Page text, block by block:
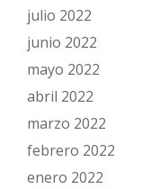
julio 2022
junio 2022
mayo 2022
abril 2022
marzo 2022
febrero 2022
enero 2022